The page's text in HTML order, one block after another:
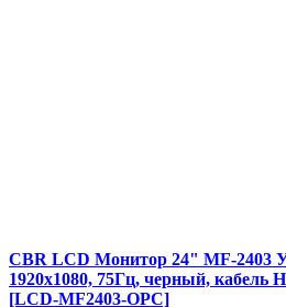
CBR LCD Монитор 24" MF-2403
1920x1080, 75Гц, черный, кабель
[LCD-MF2403-OPC]